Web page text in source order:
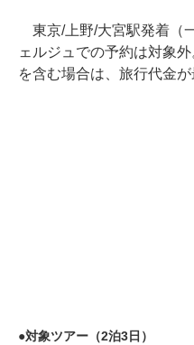
東京/上野/大宮駅発着（
ェルジュでの予約は対象
を含む場合は、旅行代金
対象ツアー（2泊3日）